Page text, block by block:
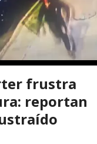
frustra
reportan